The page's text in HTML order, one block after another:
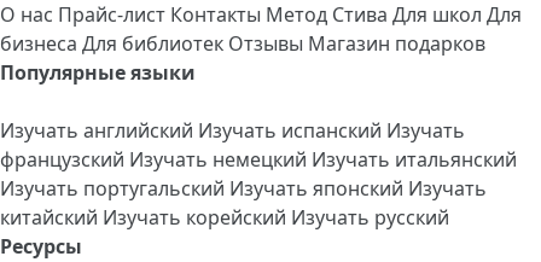
О нас Прайс-лист Контакты Метод Стива Для школ Для
бизнеса Для библиотек Отзывы Магазин подарков
Популярные языки
Изучать английский Изучать испанский Изучать
французский Изучать немецкий Изучать итальянский
Изучать португальский Изучать японский Изучать
китайский Изучать корейский Изучать русский
Ресурсы